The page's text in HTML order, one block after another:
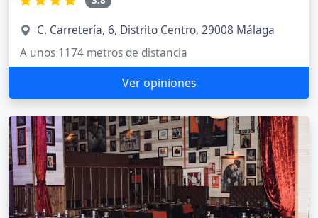
C. Carretería, 6, Distrito Centro, 29008 Málaga
A unos 1174 metros de distancia
Ver opiniones